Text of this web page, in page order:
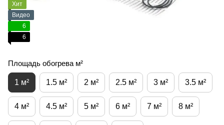
Хит
Видео
6
6
Площадь обогрева м²
1 м² 1.5 м² 2 м² 2.5 м² 3 м² 3.5 м²
4 м² 4.5 м² 5 м² 6 м² 7 м² 8 м²